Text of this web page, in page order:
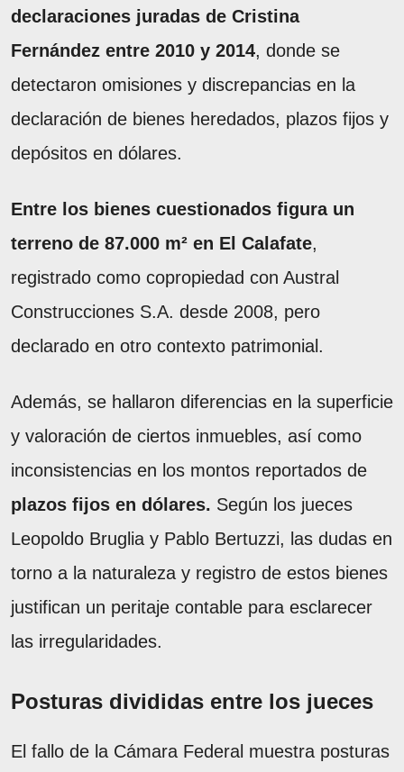
declaraciones juradas de Cristina
Fernández entre 2010 y 2014, donde se
detectaron omisiones y discrepancias en la
declaración de bienes heredados, plazos fijos y
depósitos en dólares.
Entre los bienes cuestionados figura un
terreno de 87.000 m² en El Calafate,
registrado como copropiedad con Austral
Construcciones S.A. desde 2008, pero
declarado en otro contexto patrimonial.
Además, se hallaron diferencias en la superficie
y valoración de ciertos inmuebles, así como
inconsistencias en los montos reportados de
plazos fijos en dólares. Según los jueces
Leopoldo Bruglia y Pablo Bertuzzi, las dudas en
torno a la naturaleza y registro de estos bienes
justifican un peritaje contable para esclarecer
las irregularidades.
Posturas divididas entre los jueces
El fallo de la Cámara Federal muestra posturas